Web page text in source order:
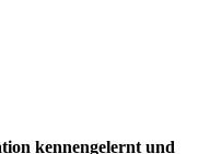
kennengelernt und